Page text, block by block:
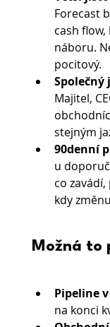
Forecast
cash
náboru.
pocitový.
Společný
Majitel,
stejným
90denní
u
co
kdy
Možná to
Pipeline
na konci